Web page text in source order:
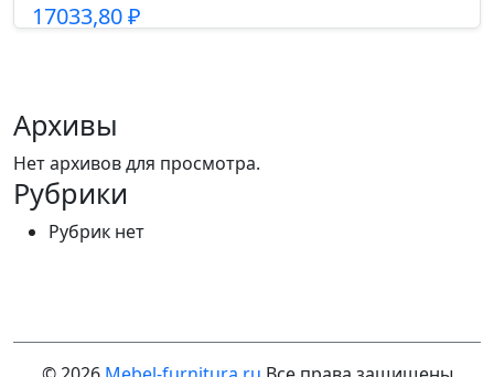
17033,80₽
Архивы
Нет архивов для просмотра.
Рубрики
Рубрик нет